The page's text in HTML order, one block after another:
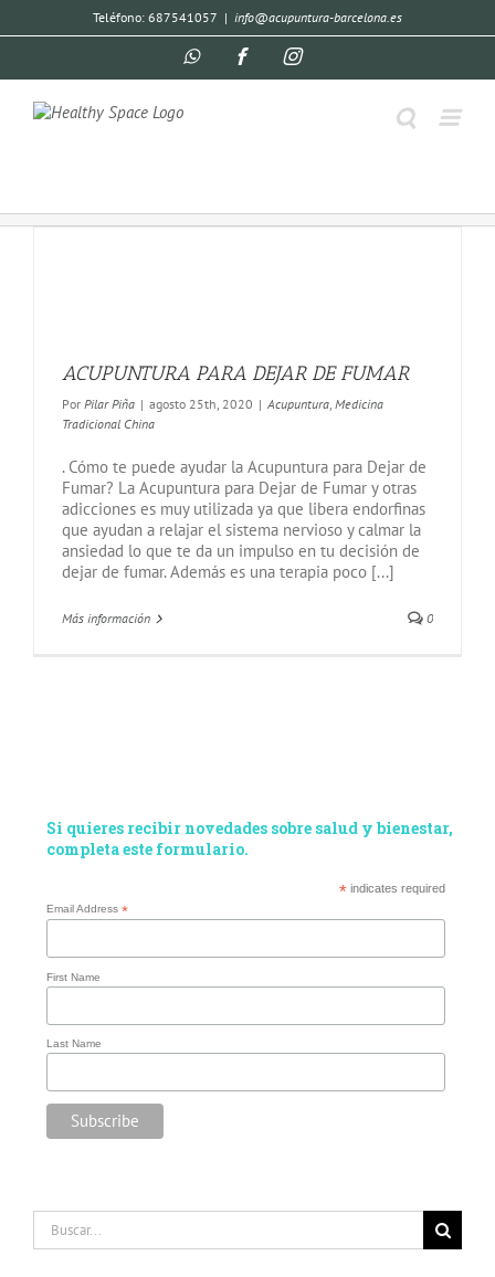
Teléfono: 687541057 | info@acupuntura-barcelona.es
ACUPUNTURA PARA DEJAR DE FUMAR
Por Pilar Piña | agosto 25th, 2020 | Acupuntura, Medicina
Tradicional China
. Cómo te puede ayudar la Acupuntura para Dejar de
Fumar? La Acupuntura para Dejar de Fumar y otras
adicciones es muy utilizada ya que libera endorfinas
que ayudan a relajar el sistema nervioso y calmar la
ansiedad lo que te da un impulso en tu decisión de
dejar de fumar. Además es una terapia poco [...]
Más información 0
Si quieres recibir novedades sobre salud y bienestar,
completa este formulario.
*indicates required
Email Address *
First Name
Last Name